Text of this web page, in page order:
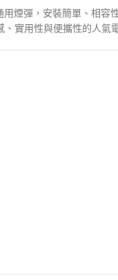
煙彈，安裝簡單、相容
實用性與便攜性的人氣